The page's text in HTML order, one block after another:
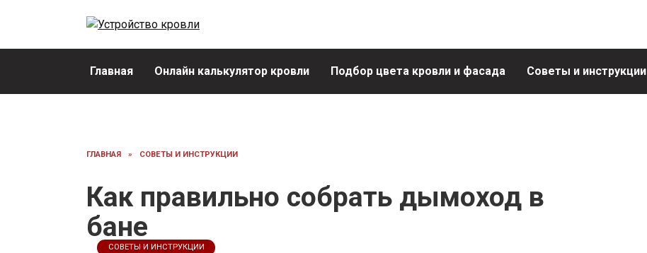
Главная Онлайн калькулятор кровли Подбор цвета кровли и фасада Советы и инструкции
ГЛАВНАЯ » СОВЕТЫ И ИНСТРУКЦИИ
Как правильно собрать дымоход в
бане
СОВЕТЫ И ИНСТРУКЦИИ